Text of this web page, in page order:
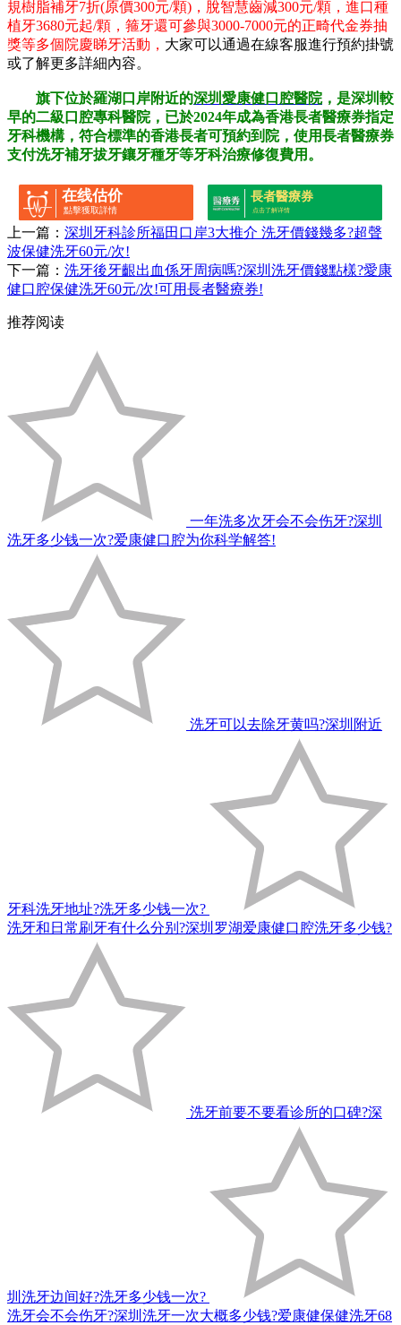
規樹脂補牙7折(原價300元/顆)，脫智慧齒減300元/顆，進口種
植牙3680元起/顆，箍牙還可參與3000-7000元的正畸代金券抽
獎等多個院慶睇牙活動， 大家可以通過在線客服進行預約掛號
或了解更多詳細內容。
旗下位於羅湖口岸附近的深圳愛康健口腔醫院，是深圳較
早的二級口腔專科醫院，已於2024年成為香港長者醫療券指定
牙科機構，符合標準的香港長者可預約到院，使用長者醫療券
支付洗牙補牙拔牙鑲牙種牙等牙科治療修復費用。
在线估价
點擊獲取詳情
長者醫療券
点击了解详情
上一篇： 深圳牙科診所福田口岸3大推介 洗牙價錢幾多?超聲
波保健洗牙60元/次!
下一篇： 洗牙後牙齦出血係牙周病嗎?深圳洗牙價錢點樣?愛康
健口腔保健洗牙60元/次!可用長者醫療券!
推荐阅读
一年洗多次牙会不会伤牙?深圳
洗牙多少钱一次?爱康健口腔为你科学解答!
洗牙可以去除牙黄吗?深圳附近
牙科洗牙地址?洗牙多少钱一次?
洗牙和日常刷牙有什么分别?深圳罗湖爱康健口腔洗牙多少钱?
洗牙前要不要看诊所的口碑?深
圳洗牙边间好?洗牙多少钱一次?
洗牙会不会伤牙?深圳洗牙一次大概多少钱?爱康健保健洗牙68